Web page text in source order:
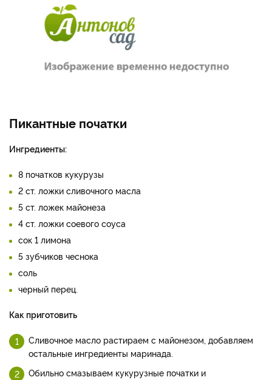
Пикантные початки
Ингредиенты:
8 початков кукурузы
2 ст. ложки сливочного масла
5 ст. ложек майонеза
4 ст. ложки соевого соуса
сок 1 лимона
5 зубчиков чеснока
соль
черный перец.
Как приготовить
Сливочное масло растираем с майонезом, добавляем
остальные ингредиенты маринада.
Обильно смазываем кукурузные початки и